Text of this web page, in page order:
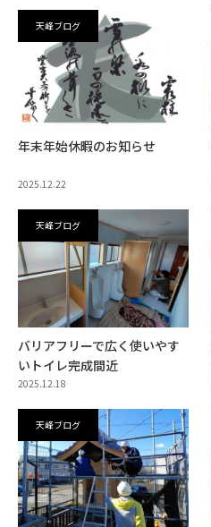
天峰ブログ
年末年始休暇のお知らせ
2025.12.22
天峰ブログ
バリアフリーで広く使いやす
いトイレ完成間近
2025.12.18
天峰ブログ